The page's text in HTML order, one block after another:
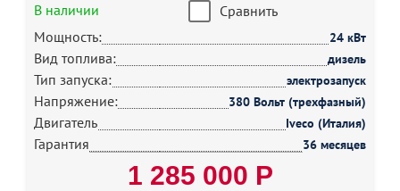
В наличии
Сравнить
Мощность:
24 кВт
Вид топлива: дизель
Тип запуска: электрозапуск
Напряжение: 380 Вольт (трехфазный)
Двигатель Iveco (Италия)
Гарантия 36 месяцев
1 285 000 Р